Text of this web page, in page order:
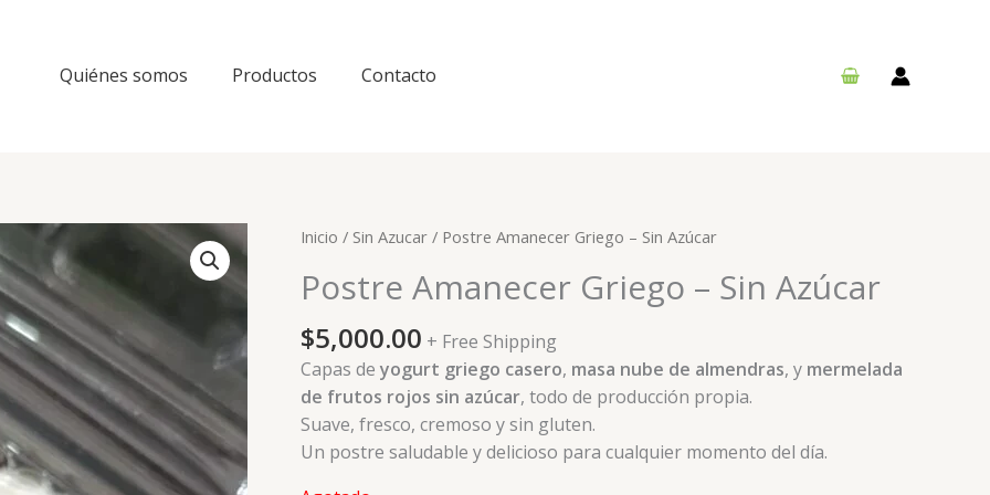
Quiénes somos Productos Contacto
Inicio / Sin Azucar / Postre Amanecer Griego – Sin Azúcar
Postre Amanecer Griego – Sin Azúcar
$5,000.00 + Free Shipping
Capas de yogurt griego casero, masa nube de almendras, y mermelada
de frutos rojos sin azúcar, todo de producción propia.
Suave, fresco, cremoso y sin gluten.
Un postre saludable y delicioso para cualquier momento del día.